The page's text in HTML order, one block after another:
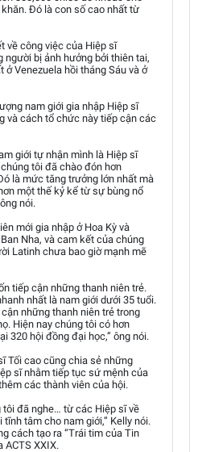
Đó là con số cao nhất từ
về công việc của Hiệp sĩ
người bị ảnh hưởng bởi thiên tai,
ở Venezuela hồi tháng Sáu và ở
nam giới gia nhập Hiệp sĩ
và cách tổ chức này tiếp cận các
giới tự nhận mình là Hiệp sĩ
tôi đã chào đón hơn
là mức tăng trưởng lớn nhất mà
một thế kỷ kể từ sự bùng nổ
nói.
mới gia nhập ở Hoa Kỳ và
Nha, và cam kết của chúng
Latinh chưa bao giờ mạnh mẽ
tiếp cận những thanh niên trẻ.
nhất là nam giới dưới 35 tuổi.
những thanh niên trẻ trong
Hiện nay chúng tôi có hơn
320 hội đồng đại học,” ông nói.
Tối cao cũng chia sẻ những
sĩ nhằm tiếp tục sứ mệnh của
các thành viên của hội.
tôi đã nghe… từ các Hiệp sĩ về
tâm cho nam giới,” Kelly nói.
cách tạo ra “Trái tim của Tin
ACTS XXIX.